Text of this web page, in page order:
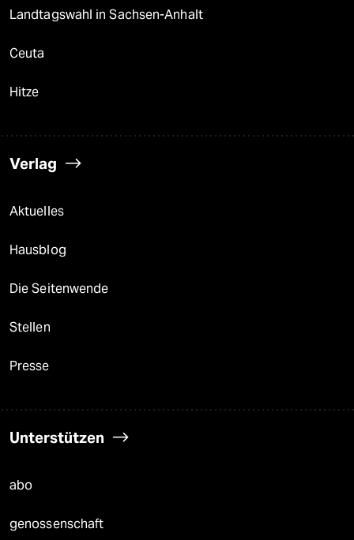
Landtagswahl in Sachsen-Anhalt
Ceuta
Hitze
Verlag
Aktuelles
Hausblog
Die Seitenwende
Stellen
Presse
Unterstützen
abo
genossenschaft